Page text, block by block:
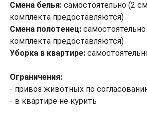
Смена белья: самостоятельно (2
комплекта предоставляются)
Смена полотенец:
комплекта предоставляются)
Уборка в квартире:
Ограничения:
- привоз животных по
- в квартире не курить